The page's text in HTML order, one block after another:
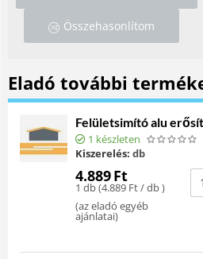
Összehasonlítom
Eladó további
Felületsimító alu
1 készleten
Kiszerelés: db
4.889Ft
1 db (4.889 Ft/ db )
(az eladó egyéb
ajánlatai)